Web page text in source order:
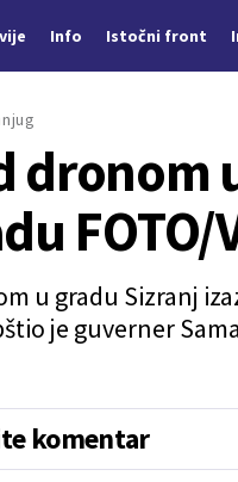
Info Istočni front
dronom
FOTO/
u gradu Sizranj
je guverner
komentar